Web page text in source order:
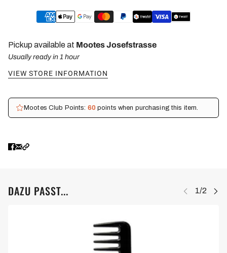
Pickup available at Mootes Josefstrasse
Usually ready in 1 hour
VIEW STORE INFORMATION
Mootes Club Points: 60 points when purchasing this item.
DAZU PASST...